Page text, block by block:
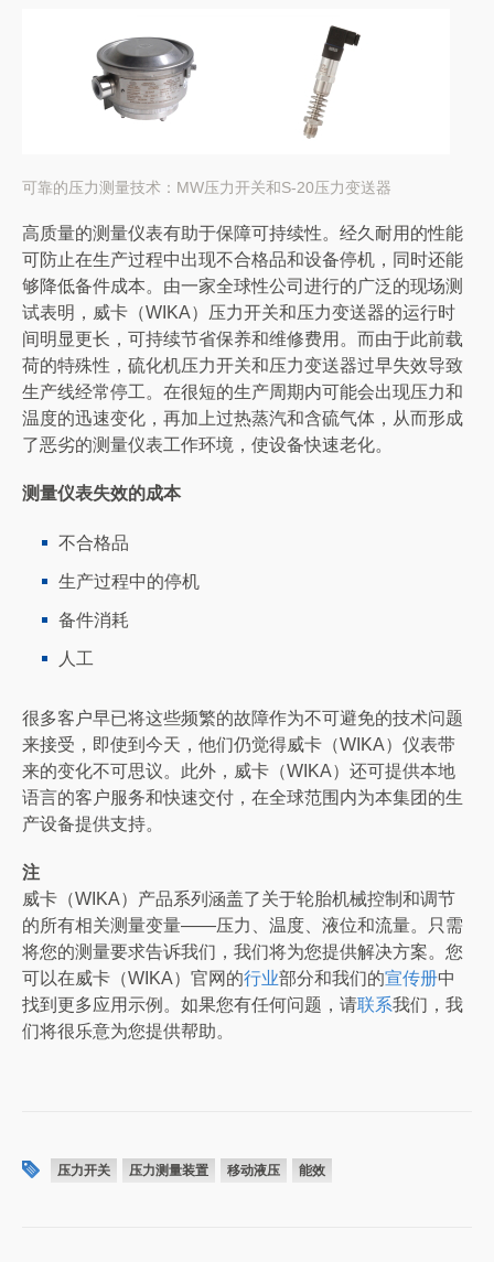
可靠的压力测量技术：MW压力开关和S-20压力变送器
高质量的测量仪表有助于保障可持续性。经久耐用的性能
可防止在生产过程中出现不合格品和设备停机，同时还能
够降低备件成本。由一家全球性公司进行的广泛的现场测
试表明，威卡（WIKA）压力开关和压力变送器的运行时
间明显更长，可持续节省保养和维修费用。而由于此前载
荷的特殊性，硫化机压力开关和压力变送器过早失效导致
生产线经常停工。在很短的生产周期内可能会出现压力和
温度的迅速变化，再加上过热蒸汽和含硫气体，从而形成
了恶劣的测量仪表工作环境，使设备快速老化。
测量仪表失效的成本
不合格品
生产过程中的停机
备件消耗
人工
很多客户早已将这些频繁的故障作为不可避免的技术问题
来接受，即使到今天，他们仍觉得威卡（WIKA）仪表带
来的变化不可思议。此外，威卡（WIKA）还可提供本地
语言的客户服务和快速交付，在全球范围内为本集团的生
产设备提供支持。
注
威卡（WIKA）产品系列涵盖了关于轮胎机械控制和调节
的所有相关测量变量——压力、温度、液位和流量。只需
将您的测量要求告诉我们，我们将为您提供解决方案。您
可以在威卡（WIKA）官网的行业部分和我们的宣传册中
找到更多应用示例。如果您有任何问题，请联系我们，我
们将很乐意为您提供帮助。
压力开关 压力测量装置 移动液压 能效